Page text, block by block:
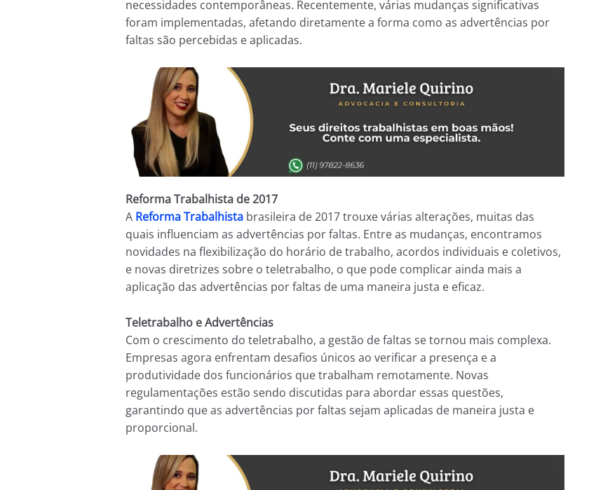
necessidades contemporâneas. Recentemente, várias mudanças significativas
foram implementadas, afetando diretamente a forma como as advertências por
faltas são percebidas e aplicadas.
Reforma Trabalhista de 2017
A Reforma Trabalhistabrasileira de 2017 trouxe várias alterações, muitas das
quais influenciam as advertências por faltas. Entre as mudanças, encontramos
novidades na flexibilização do horário de trabalho, acordos individuais e coletivos,
e novas diretrizes sobre o teletrabalho, o que pode complicar ainda mais a
aplicação das advertências por faltas de uma maneira justa e eficaz.
Teletrabalho e Advertências
Com o crescimento do teletrabalho, a gestão de faltas se tornou mais complexa.
Empresas agora enfrentam desafios únicos ao verificar a presença e a
produtividade dos funcionários que trabalham remotamente. Novas
regulamentações estão sendo discutidas para abordar essas questões,
garantindo que as advertências por faltas sejam aplicadas de maneira justa e
proporcional.